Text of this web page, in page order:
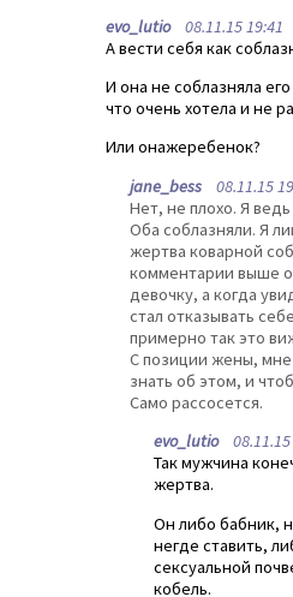
evo_lutio08.11.15 19:41
А вести себя как
И она не соблазняла
что очень хотела и не
Или онажеребенок?
jane_bess 08.11.15
Нет, не плохо. Я
Оба соблазняли. Я
жертва коварной
комментарии выше о
девочку, а когда
стал отказывать
примерно так это
С позиции жены,
знать об этом, и
Само рассосется.
evo_lutio08.11.15
Так мужчина
жертва.
Он либо бабник,
негде ставить,
сексуальной
кобель.